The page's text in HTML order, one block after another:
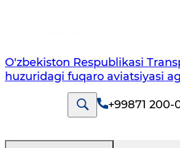
O'zbekiston Respublikasi
huzuridagi fuqaro aviatsiyasi
+99871 200-